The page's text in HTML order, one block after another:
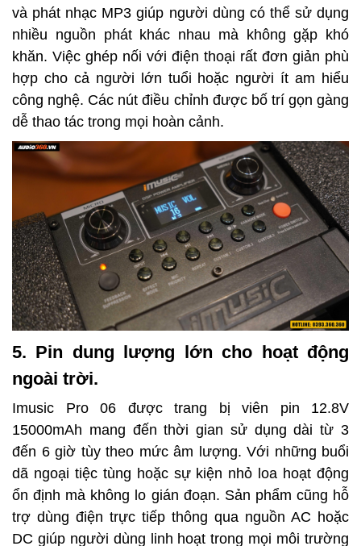
và phát nhạc MP3 giúp người dùng có thể sử dụng
nhiều nguồn phát khác nhau mà không gặp khó
khăn. Việc ghép nối với điện thoại rất đơn giản phù
hợp cho cả người lớn tuổi hoặc người ít am hiểu
công nghệ. Các nút điều chỉnh được bố trí gọn gàng
dễ thao tác trong mọi hoàn cảnh.
5. Pin dung lượng lớn cho hoạt động
ngoài trời.
Imusic Pro 06 được trang bị viên pin 12.8V
15000mAh mang đến thời gian sử dụng dài từ 3
đến 6 giờ tùy theo mức âm lượng. Với những buổi
dã ngoại tiệc tùng hoặc sự kiện nhỏ loa hoạt động
ổn định mà không lo gián đoạn. Sản phẩm cũng hỗ
trợ dùng điện trực tiếp thông qua nguồn AC hoặc
DC giúp người dùng linh hoạt trong mọi môi trường